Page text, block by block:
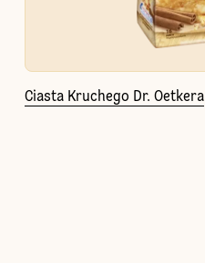
Ciasta Kruchego Dr. Oetkera